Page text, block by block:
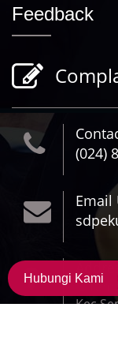
Feedback
(024)
Email
Hubungi Kami